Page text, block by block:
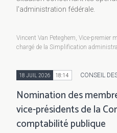
l'administration fédérale.
Vincent Van Peteghem, Vice-premier
chargé de la Simplification
18 JUIL 2026 18:14 CONSEIL
Nomination des
vice-présidents de la
comptabilité publique